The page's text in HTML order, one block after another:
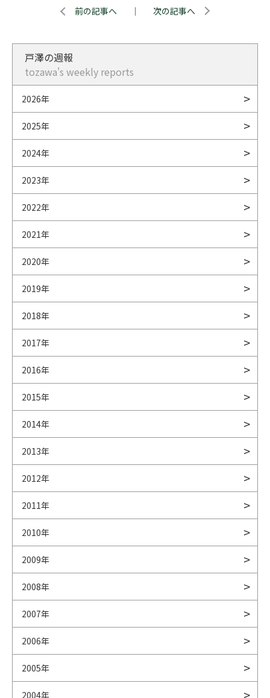
前の記事へ ｜ 次の記事へ
戸澤の週報
tozawa's weekly reports
2026年
2025年
2024年
2023年
2022年
2021年
2020年
2019年
2018年
2017年
2016年
2015年
2014年
2013年
2012年
2011年
2010年
2009年
2008年
2007年
2006年
2005年
2004年